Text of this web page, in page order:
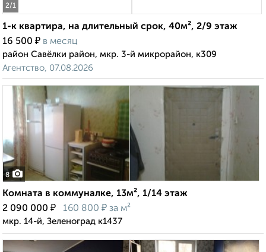
2/1
1-к квартира, на длительный срок, 40м², 2/9 этаж
16 500 ₽ в месяц
район Савёлки район, мкр. 3-й микрорайон, к309
Агентство, 07.08.2026
8
Комната в коммуналке, 13м², 1/14 этаж
2 090 000 ₽ 160 800 ₽ за м²
мкр. 14-й, Зеленоград к1437